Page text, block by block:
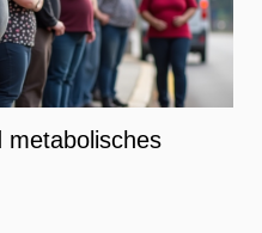
metabolisches